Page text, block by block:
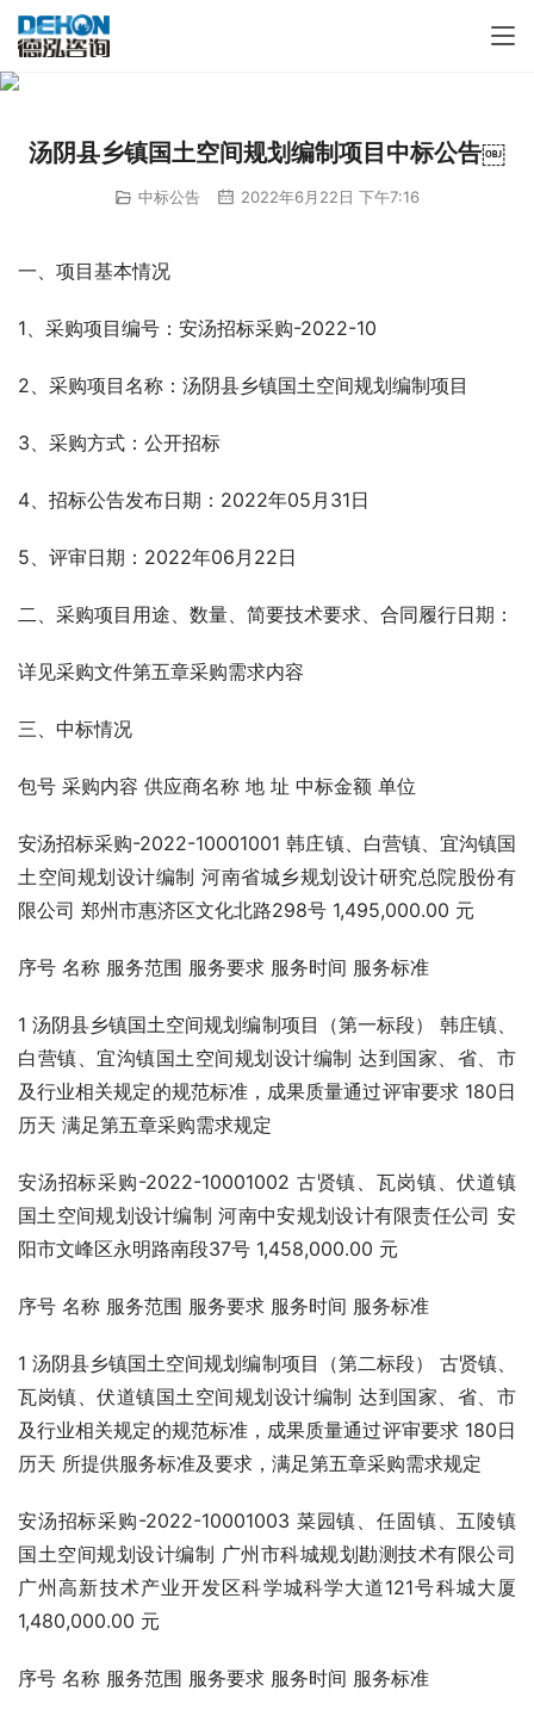
汤阴县乡镇国土空间规划编制项目中标公告￼
中标公告 2022年6月22日 下午7:16
一、项目基本情况
1、采购项目编号：安汤招标采购-2022-10
2、采购项目名称：汤阴县乡镇国土空间规划编制项目
3、采购方式：公开招标
4、招标公告发布日期：2022年05月31日
5、评审日期：2022年06月22日
二、采购项目用途、数量、简要技术要求、合同履行日期：
详见采购文件第五章采购需求内容
三、中标情况
包号 采购内容 供应商名称 地 址 中标金额 单位
安汤招标采购-2022-10001001 韩庄镇、白营镇、宜沟镇国
土空间规划设计编制 河南省城乡规划设计研究总院股份有
限公司 郑州市惠济区文化北路298号 1,495,000.00 元
序号 名称 服务范围 服务要求 服务时间 服务标准
1 汤阴县乡镇国土空间规划编制项目（第一标段） 韩庄镇、
白营镇、宜沟镇国土空间规划设计编制 达到国家、省、市
及行业相关规定的规范标准，成果质量通过评审要求 180日
历天 满足第五章采购需求规定
安汤招标采购-2022-10001002 古贤镇、瓦岗镇、伏道镇
国土空间规划设计编制 河南中安规划设计有限责任公司 安
阳市文峰区永明路南段37号 1,458,000.00 元
序号 名称 服务范围 服务要求 服务时间 服务标准
1 汤阴县乡镇国土空间规划编制项目（第二标段） 古贤镇、
瓦岗镇、伏道镇国土空间规划设计编制 达到国家、省、市
及行业相关规定的规范标准，成果质量通过评审要求 180日
历天 所提供服务标准及要求，满足第五章采购需求规定
安汤招标采购-2022-10001003 菜园镇、任固镇、五陵镇
国土空间规划设计编制 广州市科城规划勘测技术有限公司
广州高新技术产业开发区科学城科学大道121号科城大厦
1,480,000.00 元
序号 名称 服务范围 服务要求 服务时间 服务标准